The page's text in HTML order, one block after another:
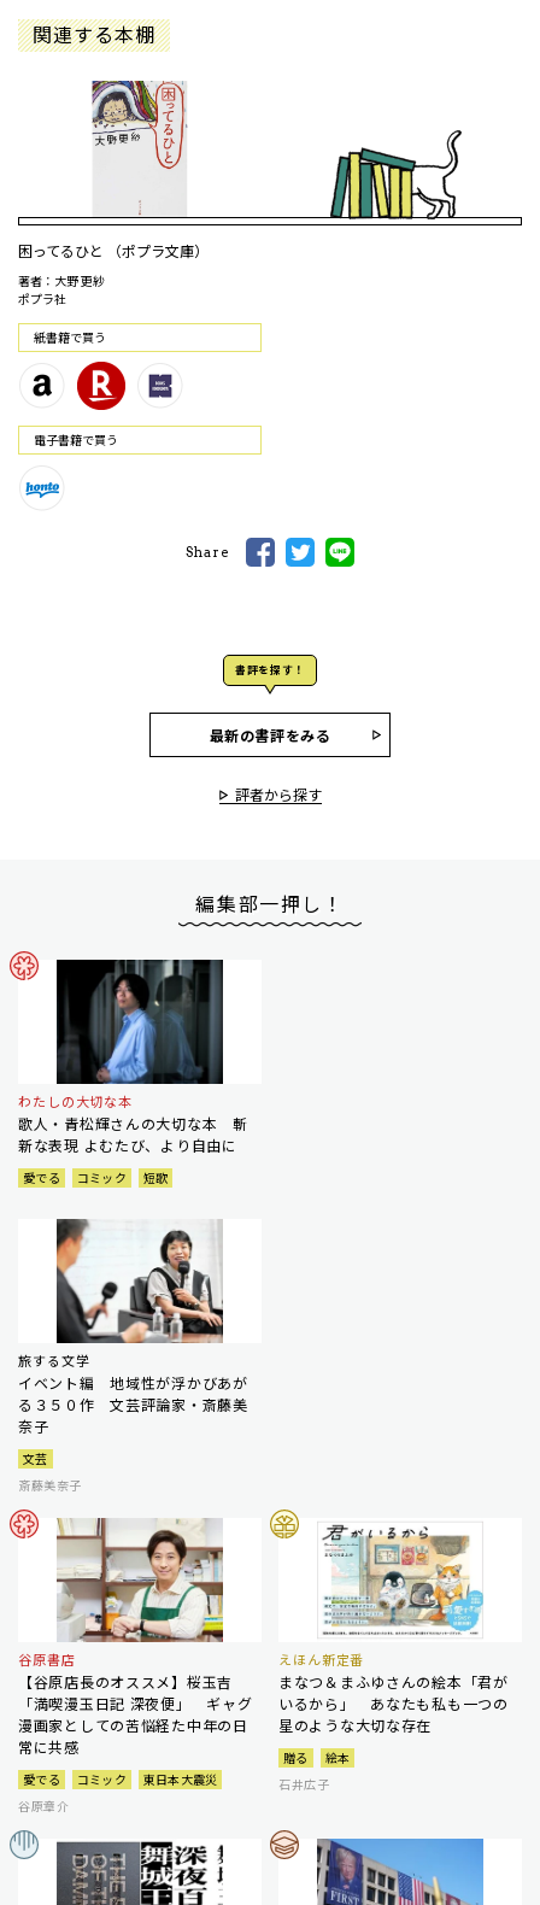
関連する本棚
困ってるひと （ポプラ文庫）
著者：大野 更紗
ポプラ社
紙書籍で買う
電⼦書籍で買う
Share
書評を探す！
最新の書評をみる
評者から探す
編集部一押し！
わたしの大切な本
歌人・青松輝さんの大切な本 斬
新な表現 よむたび、より自由に
愛でる コミック 短歌
旅する文学
イベント編 地域性が浮かびあが
る３５０作 文芸評論家・斎藤美
奈子
文芸
斎藤美奈子
谷原書店
【谷原店長のオススメ】桜玉吉
「満喫漫玉日記 深夜便」 ギャグ
漫画家としての苦悩経た中年の日
常に共感
愛でる コミック
東日本大震災
谷原章介
えほん新定番
まなつ＆まふゆさんの絵本「君が
いるから」 あなたも私も一つの
星のような大切な存在
贈る
絵本
石井広子